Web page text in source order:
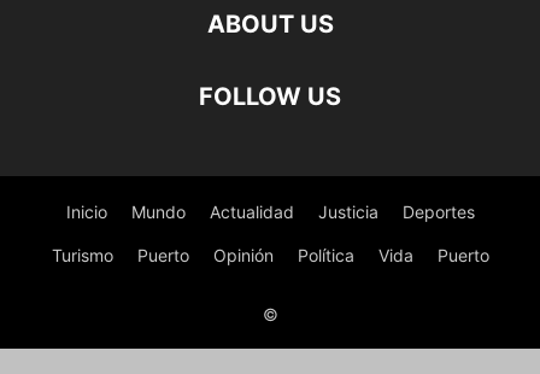
ABOUT US
FOLLOW US
Inicio Mundo Actualidad Justicia Deportes
Turismo Puerto Opinión Política Vida Puerto
©